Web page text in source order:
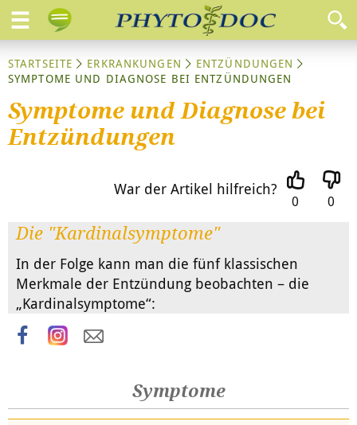
STARTSEITE ERKRANKUNGEN
ENTZÜNDUNGEN
SYMPTOME UND DIAGNOSE BEI ENTZÜNDUNGEN
Symptome und Diagnose bei
Entzündungen
War der Artikel hilfreich?
0 0
Die "Kardinalsymptome"
In der Folge kann man die fünf klassischen
Merkmale der Entzündung beobachten – die
„Kardinalsymptome“:
Symptome